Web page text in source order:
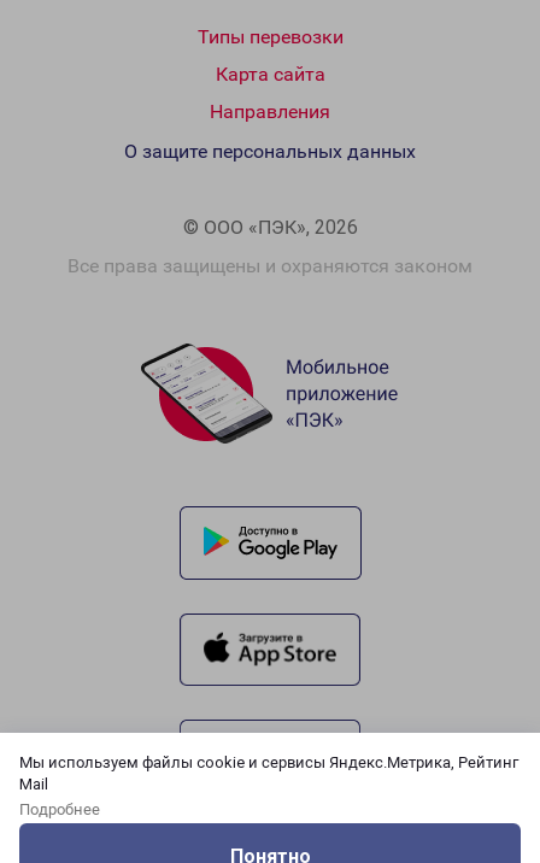
Мы используем файлы cookie и сервисы Яндекс.Метрика, Рейтинг
Mail
Подробнее
Понятно
Типы перевозки
Карта сайта
Направления
© ООО «ПЭК», 2026
Все права защищены и охраняются законом
О защите персональных данных